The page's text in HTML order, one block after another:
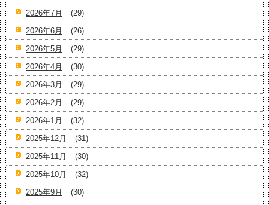
2026年7月
(29)
2026年6月
(26)
2026年5月
(29)
2026年4月
(30)
2026年3月
(29)
2026年2月
(29)
2026年1月
(32)
2025年12月
(31)
2025年11月
(30)
2025年10月
(32)
2025年9月
(30)